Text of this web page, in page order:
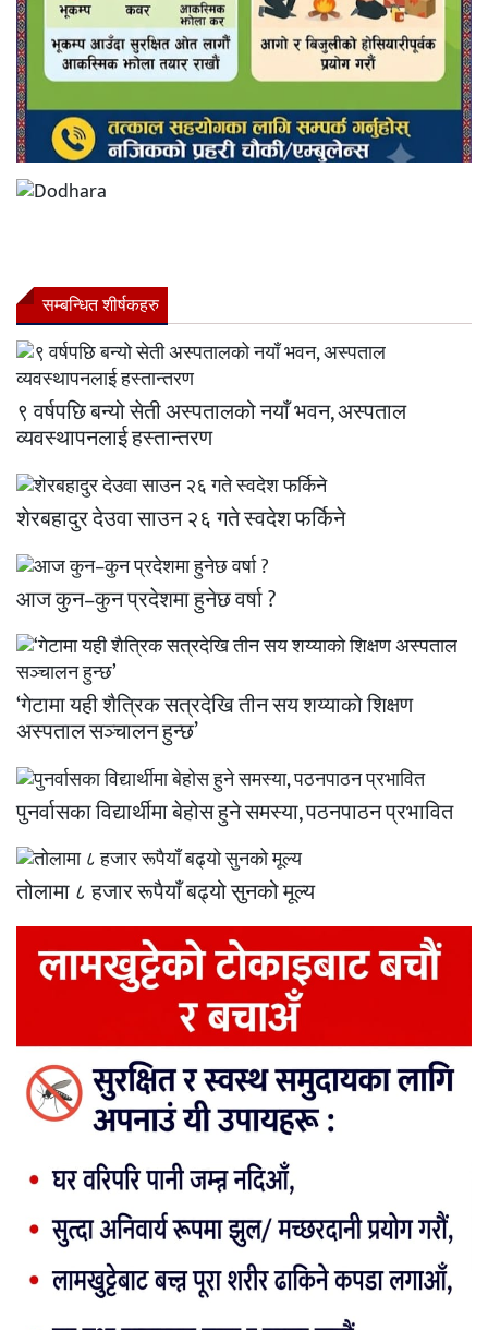
सम्बन्धित शीर्षकहरु
९ वर्षपछि बन्यो सेती अस्पतालको नयाँ भवन, अस्पताल
व्यवस्थापनलाई हस्तान्तरण
शेरबहादुर देउवा साउन २६ गते स्वदेश फर्किने
आज कुन–कुन प्रदेशमा हुनेछ वर्षा ?
‘गेटामा यही शैत्रिक सत्रदेखि तीन सय शय्याको शिक्षण
अस्पताल सञ्चालन हुन्छ’
पुनर्वासका विद्यार्थीमा बेहोस हुने समस्या, पठनपाठन प्रभावित
तोलामा ८ हजार रूपैयाँ बढ्यो सुनको मूल्य